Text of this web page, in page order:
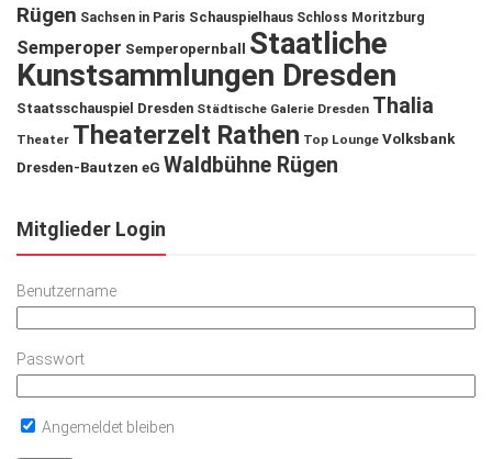
Rügen Sachsen in Paris Schauspielhaus Schloss Moritzburg
Semperoper Semperopernball
Staatliche
Kunstsammlungen Dresden
Staatsschauspiel Dresden Städtische Galerie Dresden Thalia
Theater Theaterzelt Rathen Top Lounge Volksbank
Dresden-Bautzen eG Waldbühne Rügen
Mitglieder Login
Benutzername
Passwort
Angemeldet bleiben